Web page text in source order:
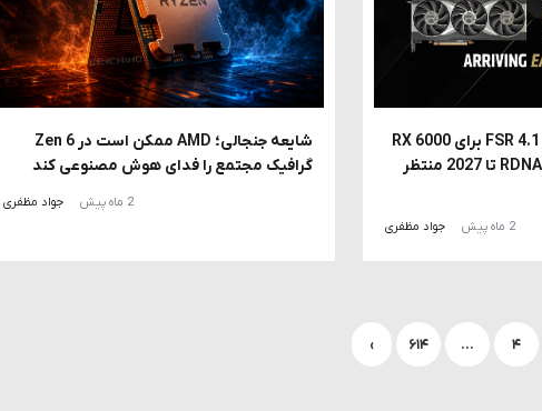
شرکت AMD دلیل تأخیر FSR 4.1 برای RX 6000
را توضیح داد؛ کاربران RDNA 2 تا 2027 منتظر
2 ماه پیش جواد مظفری
شایعه جنجالی؛ AMD ممکن است در Zen 6
گرافیک مجتمع را فدای هوش مصنوعی کند
2 ماه پیش جواد مظفری
۴ … ۶۱۴ ›